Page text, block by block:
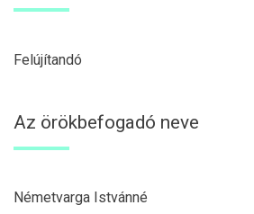
Felújítandó
Az örökbefogadó neve
Németvarga Istvánné